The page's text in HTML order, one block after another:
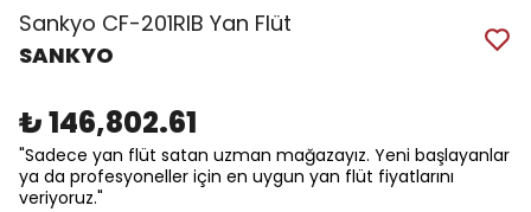
Sankyo CF-201RIB Yan Flüt
SANKYO
₺ 146,802.61
"Sadece yan flüt satan uzman mağazayız. Yeni başlayanlar
ya da profesyoneller için en uygun yan flüt fiyatlarını
veriyoruz."